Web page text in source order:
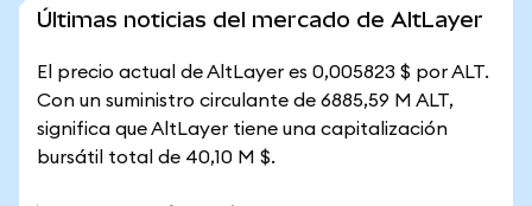
Últimas noticias del mercado de AltLayer
El precio actual de AltLayer es 0,005823 $ por ALT.
Con un suministro circulante de 6885,59 M ALT,
significa que AltLayer tiene una capitalización
bursátil total de 40,10 M $.